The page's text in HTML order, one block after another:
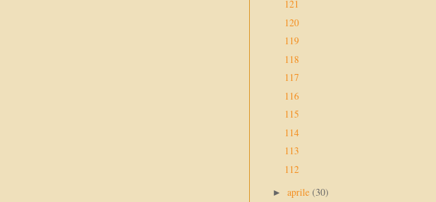
121
120
119
118
117
116
115
114
113
112
► aprile (30)